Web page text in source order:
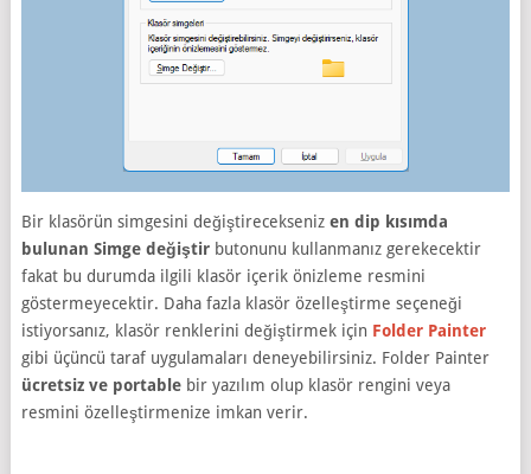
Bir klasörün simgesini değiştirecekseniz en dip kısımda
bulunan Simge değiştirbutonunu kullanmanız gerekecektir
fakat bu durumda ilgili klasör içerik önizleme resmini
göstermeyecektir. Daha fazla klasör özelleştirme seçeneği
istiyorsanız, klasör renklerini değiştirmek için Folder Painter
gibi üçüncü taraf uygulamaları deneyebilirsiniz. Folder Painter
ücretsiz ve portablebir yazılım olup klasör rengini veya
resmini özelleştirmenize imkan verir.